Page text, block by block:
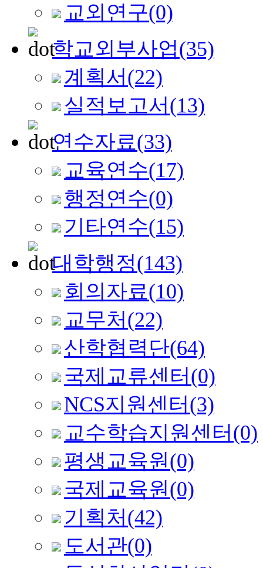
교외연구(0)
학교외부사업(35)
계획서 (22)
실적보고서 (13)
연수자료(33)
교육연수(17)
행정연수(0)
기타연수(15)
대학행정(143)
회의자료(10)
교무처 (22)
산학협력단(64)
국제교류센터 (0)
NCS지원센터 (3)
교수학습지원센터 (0)
평생교육원(0)
국제교육원(0)
기획처 (42)
도서관(0)